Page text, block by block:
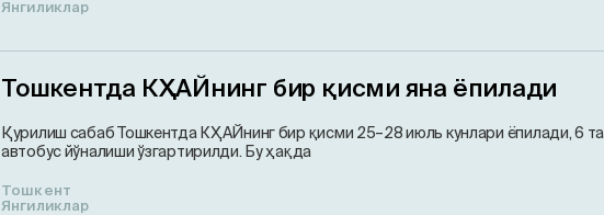
Янгиликлар
Тошкентда КҲАЙнинг бир қисми яна ёпилади
Қурилиш сабаб Тошкентда КҲАЙнинг бир қисми 25–28 июль кунлари ёпилади, 6 та
автобус йўналиши ўзгартирилди. Бу ҳақда
Тошкент
Янгиликлар